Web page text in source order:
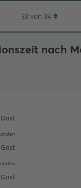
nach
Gast
Gast
Gast
33von 34